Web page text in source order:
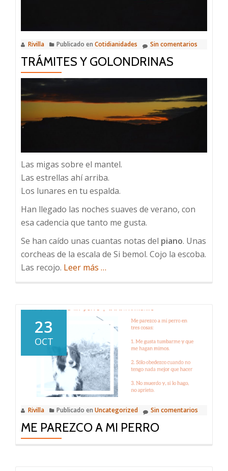
Rivilla Publicado en Cotidianidades Sin comentarios
TRÁMITES Y GOLONDRINAS
Las migas sobre el mantel.
Las estrellas ahí arriba.
Los lunares en tu espalda.
Han llegado las noches suaves de verano, con
esa cadencia que tanto me gusta.
Se han caído unas cuantas notas del piano. Unas
corcheas de la escala de Si bemol. Cojo la escoba.
Las recojo. Leer más acerca
golondrinas
…
23
OCT
Rivilla Publicado en Uncategorized Sin comentarios
ME PAREZCO A MI PERRO